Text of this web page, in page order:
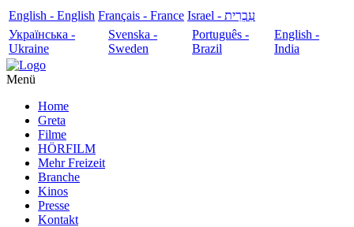
English - English Français - France
עִבְרִית - Israel
Українська -
Ukraine
Svenska -
Sweden
Português -
Brazil
English -
India
Menü
Home
Greta
Filme
HÖRFILM
Mehr Freizeit
Branche
Kinos
Presse
Kontakt